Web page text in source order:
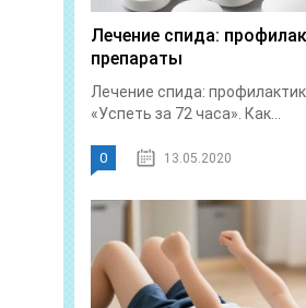
Лечение спида:
препараты
Лечение спида:
«Успеть за 72 часа». Как...
0 13.05.2020